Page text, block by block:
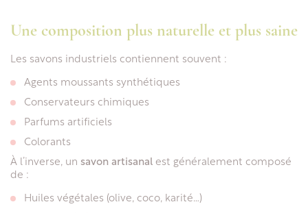
Une composition plus naturelle et plus saine
Les savons industriels contiennent souvent :
Agents moussants synthétiques
Conservateurs chimiques
Parfums artificiels
Colorants
À l’inverse, un savon artisanal est généralement composé
de :
Huiles végétales (olive, coco, karité…)